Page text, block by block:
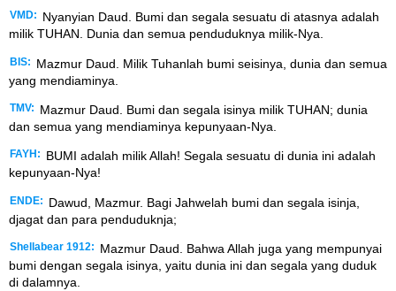
VMD:
Nyanyian Daud. Bumi dan segala sesuatu di atasnya adalah
milik TUHAN. Dunia dan semua penduduknya milik-Nya.
BIS:
Mazmur Daud. Milik Tuhanlah bumi seisinya, dunia dan semua
yang mendiaminya.
TMV:
Mazmur Daud. Bumi dan segala isinya milik TUHAN; dunia
dan semua yang mendiaminya kepunyaan-Nya.
FAYH:
BUMI adalah milik Allah! Segala sesuatu di dunia ini adalah
kepunyaan-Nya!
ENDE:
Dawud, Mazmur. Bagi Jahwelah bumi dan segala isinja,
djagat dan para penduduknja;
Shellabear 1912:
Mazmur Daud. Bahwa Allah juga yang mempunyai
bumi dengan segala isinya, yaitu dunia ini dan segala yang duduk
di dalamnya.